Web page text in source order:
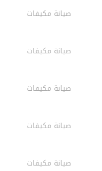
صيانة مكيفات
صيانة مكيفات
صيانة مكيفات
صيانة مكيفات
صيانة مكيفات